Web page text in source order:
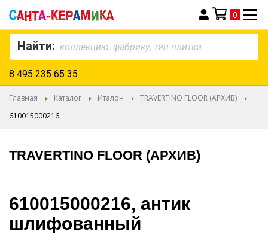
Моя корзина
0
Найти:
8 495 235 65 35
Главная Каталог Италон
TRAVERTINO FLOOR (АРХИВ)
610015000216
TRAVERTINO FLOOR (АРХИВ)
610015000216, антик
шлифованный